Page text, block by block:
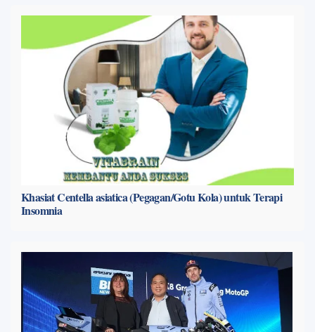
Khasiat Centella asiatica (Pegagan/Gotu Kola) untuk Terapi
Insomnia